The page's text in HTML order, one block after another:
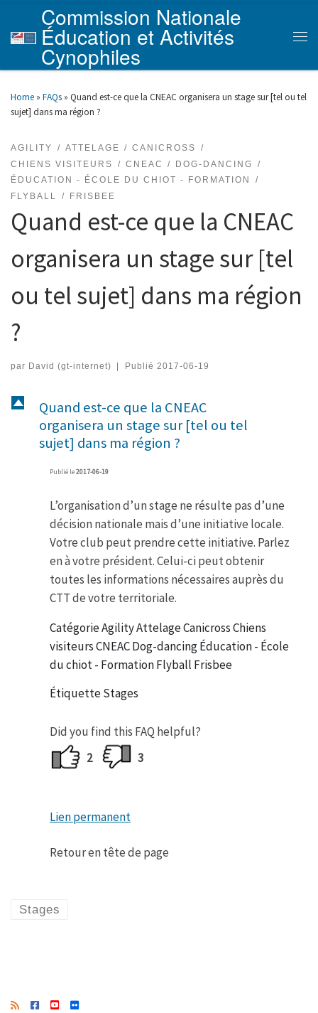
Skip to content
Commission Nationale
Éducation et Activités
Cynophiles
Home » FAQs » Quand est-ce que la CNEAC organisera un stage sur [tel ou tel
sujet] dans ma région ?
AGILITY ATTELAGE
CANICROSS
CHIENS VISITEURS
CNEAC
DOG-DANCING
ÉDUCATION - ÉCOLE DU CHIOT - FORMATION
FLYBALL
FRISBEE
Quand est-ce que la CNEAC
organisera un stage sur [tel
ou tel sujet] dans ma région
?
par David (gt-internet) Publié 2017-06-19
D
Quand est-ce que la CNEAC
organisera un stage sur [tel ou tel
sujet] dans ma région ?
Publié le2017-06-19
L’organisation d’un stage ne résulte pas d’une
décision nationale mais d’une initiative locale.
Votre club peut prendre cette initiative. Parlez
en à votre président. Celui-ci peut obtenir
toutes les informations nécessaires auprès du
CTT de votre territoriale.
Catégorie Agility Attelage Canicross Chiens
visiteurs CNEAC Dog-dancing Éducation - École
du chiot - Formation Flyball Frisbee
Étiquette Stages
Did you find this FAQ helpful?
2
3
Lien permanent
Retour en tête de page
Stages